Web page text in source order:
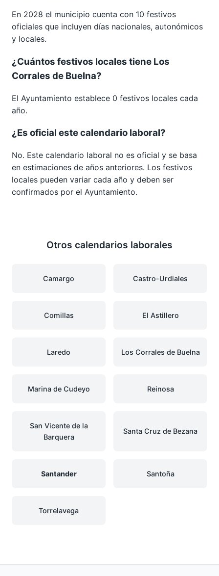
En 2028 el municipio cuenta con 10 festivos
oficiales que incluyen días nacionales, autonómicos
y locales.
¿Cuántos festivos locales tiene Los
Corrales de Buelna?
El Ayuntamiento establece 0 festivos locales cada
año.
¿Es oficial este calendario laboral?
No. Este calendario laboral no es oficial y se basa
en estimaciones de años anteriores. Los festivos
locales pueden variar cada año y deben ser
confirmados por el Ayuntamiento.
Otros calendarios laborales
Camargo Castro-Urdiales
Comillas El Astillero
Laredo Los Corrales de Buelna
Marina de Cudeyo Reinosa
San Vicente de la
Barquera
Santa Cruz de Bezana
Santander Santoña
Torrelavega